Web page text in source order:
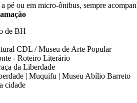
pé ou em micro-ônibus, sempre
de BH
CDL / Museu de Arte Popular
- Roteiro Literário
da Liberdade
| Muquifu | Museu Abílio Barreto
cidade